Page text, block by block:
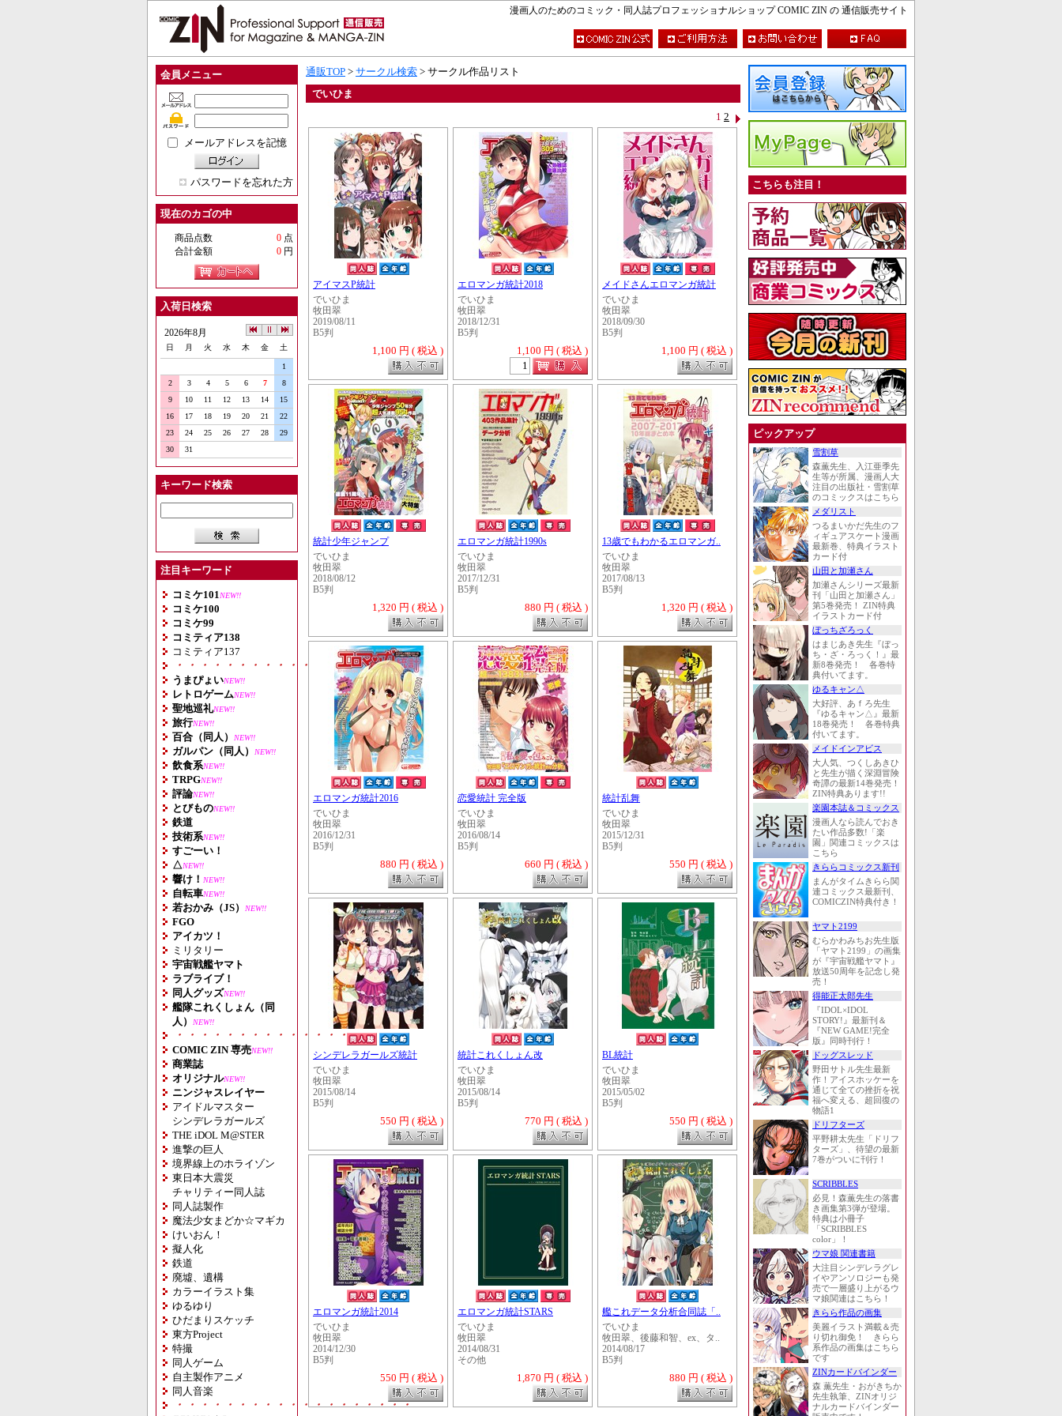
漫画人のためのコミック・同人誌プロフェッショナルショップ COMIC ZIN の 通信販売サイト
会員メニュー
メールアドレスを記憶
パスワードを忘れた方
現在のカゴの中
商品点数 0 点
合計金額
0 円
入荷日検索
2026年8月
日 月 火 水 木 金 土
1
2
3 4 5 6 7
8
9
10 11 12 13 14
15
16
17 18 19 20 21
22
23
24 25 26 27 28
29
30
31
キーワード検索
注目キーワード
コミケ101 NEW!!
コミケ100
コミケ99
コミティア138
コミティア137
・・・・・・・・・・・・・・・・・・・
うまぴょいNEW!!
レトロゲームNEW!!
聖地巡礼NEW!!
旅行NEW!!
百合（同人） NEW!!
ガルパン（同人） NEW!!
飲食系NEW!!
TRPGNEW!!
評論NEW!!
とびものNEW!!
鉄道
技術系NEW!!
すごーい！
△NEW!!
響け！ NEW!!
自転車NEW!!
若おかみ（JS） NEW!!
FGO
アイカツ！
ミリタリー
宇宙戦艦ヤマト
ラブライブ！
同人グッズNEW!!
艦隊これくしょん（同
人）
NEW!!
・・・・・・・・・・・・・・・・・・・
COMIC ZIN 専売NEW!!
商業誌
オリジナルNEW!!
ニンジャスレイヤー
アイドルマスター
シンデレラガールズ
THE iDOL M@STER
進撃の巨人
境界線上のホライゾン
東日本大震災
チャリティー同人誌
同人誌製作
魔法少女まどか☆マギカ
けいおん！
擬人化
鉄道
廃墟、遺構
カラーイラスト集
ゆるゆり
ひだまりスケッチ
東方Project
特撮
同人ゲーム
自主製作アニメ
同人音楽
・・・・・・・・・・・・・・・・・・・
通販TOP > サークル検索 > サークル作品リスト
でいひま
1 2
アイマスP統計
でいひま
牧田翠
2019/08/11
B5判
1,100 円 ( 税込 )
エロマンガ統計2018
でいひま
牧田翠
2018/12/31
B5判
1,100 円 ( 税込 )
メイドさんエロマンガ統計
でいひま
牧田翠
2018/09/30
B5判
1,100 円 ( 税込 )
統計少年ジャンプ
でいひま
牧田翠
2018/08/12
B5判
1,320 円 ( 税込 )
エロマンガ統計1990s
でいひま
牧田翠
2017/12/31
B5判
880 円 ( 税込 )
13歳でもわかるエロマンガ..
でいひま
牧田翠
2017/08/13
B5判
1,320 円 ( 税込 )
エロマンガ統計2016
でいひま
牧田翠
2016/12/31
B5判
880 円 ( 税込 )
恋愛統計 完全版
でいひま
牧田翠
2016/08/14
B5判
660 円 ( 税込 )
統計乱舞
でいひま
牧田翠
2015/12/31
B5判
550 円 ( 税込 )
シンデレラガールズ統計
でいひま
牧田翠
2015/08/14
B5判
550 円 ( 税込 )
統計これくしょん改
でいひま
牧田翠
2015/08/14
B5判
770 円 ( 税込 )
BL統計
でいひま
牧田翠
2015/05/02
B5判
550 円 ( 税込 )
エロマンガ統計2014
でいひま
牧田翠
2014/12/30
B5判
550 円 ( 税込 )
エロマンガ統計STARS
でいひま
牧田翠
2014/08/31
その他
1,870 円 ( 税込 )
艦これデータ分析合同誌「..
でいひま
牧田翠、後藤和智、ex、タ..
2014/08/17
B5判
880 円 ( 税込 )
こちらも注目！
ピックアップ
雪割草
森薫先生、入江亜季先
生等が所属、漫画人大
注目の出版社・雪割草
のコミックスはこちら
メダリスト
つるまいかだ先生のフ
ィギュアスケート漫画
最新巻、特典イラスト
カード付
山田と加瀬さん
加瀬さんシリーズ最新
刊「山田と加瀬さん」
第5巻発売！ ZIN特典
イラストカード付
ぼっちざろっく
はまじあき先生『ぼっ
ち・ざ・ろっく！』最
新8巻発売！ 各巻特
典付いてます。
ゆるキャン△
大好評、あｆろ先生
『ゆるキャン△』最新
18巻発売！ 各巻特典
付いてます。
メイドインアビス
大人気、つくしあきひ
と先生が描く深淵冒険
奇譚の最新14巻発売！
ZIN特典あります!!
楽園本誌＆コミックス
漫画人なら読んでおき
たい作品多数!「楽
園」関連コミックスは
こちら
きららコミックス新刊
まんがタイムきらら関
連コミックス最新刊、
COMICZIN特典付き！
ヤマト2199
むらかわみちお先生版
「ヤマト2199」の画集
が『宇宙戦艦ヤマト』
放送50周年を記念し発
売！
得能正太郎先生
『IDOL×IDOL
STORY!』最新刊＆
『NEW GAME!完全
版』同時刊行！
ドッグスレッド
野田サトル先生最新
作！アイスホッケーを
通じて全ての挫折を祝
福へ変える、超回復の
物語1
ドリフターズ
平野耕太先生「ドリフ
ターズ」、待望の最新
7巻がついに刊行！
SCRIBBLES
必見！森薫先生の落書
き画集第3弾が登場。
特典は小冊子
「SCRIBBLES
color」！
ウマ娘 関連書籍
大注目シンデレラグレ
イやアンソロジーも発
売で一層盛り上がるウ
マ娘関連はこちら！
きらら作品の画集
美麗イラスト満載＆売
り切れ御免！ きらら
系作品の画集はこちら
です
ZINカードバインダー
森 薫先生・おがきちか
先生執筆、ZINオリジ
ナルカードバインダー